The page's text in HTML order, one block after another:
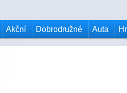
Akční Dobrodružné Auta